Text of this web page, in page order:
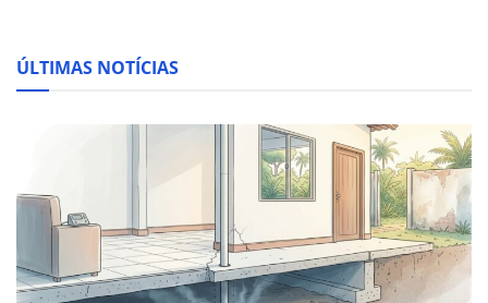
ÚLTIMAS NOTÍCIAS